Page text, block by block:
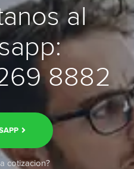
al
8882
cotizacion?